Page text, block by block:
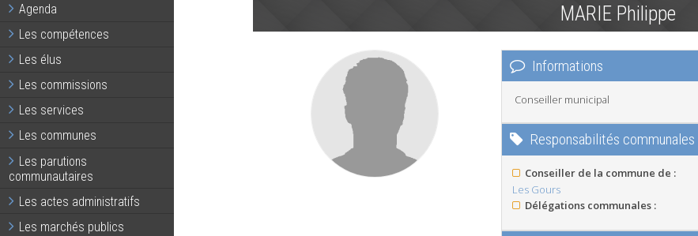
Agenda
Les compétences
Les élus
Les commissions
Les services
Les communes
Les parutions
communautaires
Les actes administratifs
Les marchés publics
MARIE Philippe
Informations
Conseiller municipal
Responsabilités communales
Conseiller de la commune de :
Les Gours
Délégations communales :